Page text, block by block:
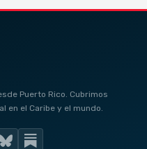
Puerto Rico. Cubrimos
en el Caribe y el mundo.